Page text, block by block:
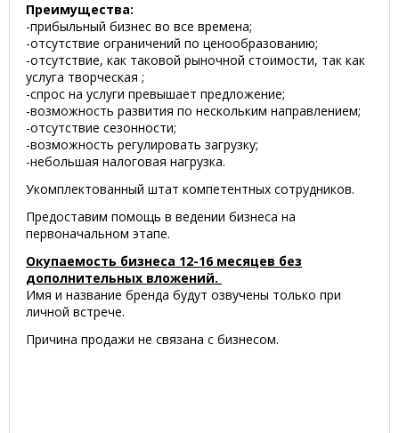
Преимущества:
-прибыльный бизнес во все времена;
-отсутствие ограничений по ценообразованию;
-отсутствие, как таковой рыночной стоимости, так как
услуга творческая ;
-спрос на услуги превышает предложение;
-возможность развития по нескольким направлением;
-отсутствие сезонности;
-возможность регулировать загрузку;
-небольшая налоговая нагрузка.
Укомплектованный штат компетентных сотрудников.
Предоставим помощь в ведении бизнеса на
первоначальном этапе.
Окупаемость бизнеса 12-16 месяцев без
дополнительных вложений.
Имя и название бренда будут озвучены только при
личной встрече.
Причина продажи не связана с бизнесом.